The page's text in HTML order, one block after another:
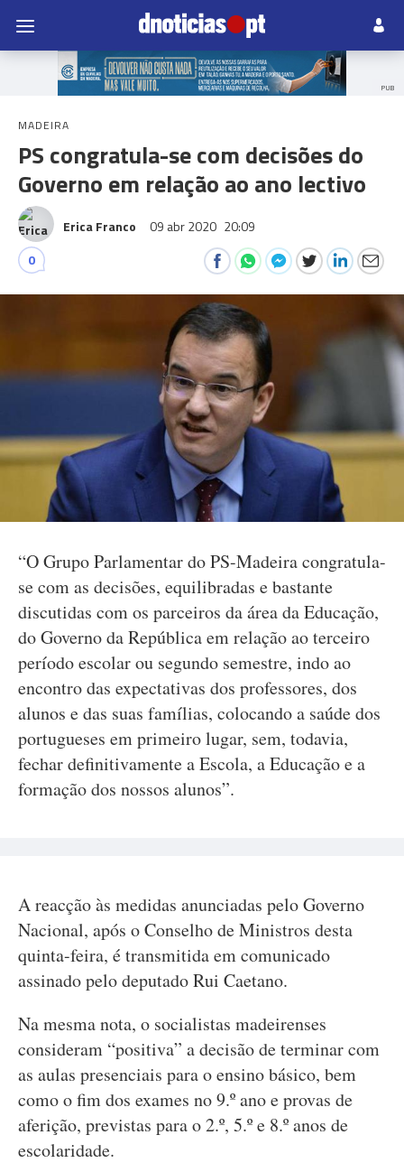
PUB
MADEIRA
PS congratula-se com decisões do
Governo em relação ao ano lectivo
Erica Franco 09 abr 2020 20:09
0
“O Grupo Parlamentar do PS-Madeira congratula-
se com as decisões, equilibradas e bastante
discutidas com os parceiros da área da Educação,
do Governo da República em relação ao terceiro
período escolar ou segundo semestre, indo ao
encontro das expectativas dos professores, dos
alunos e das suas famílias, colocando a saúde dos
portugueses em primeiro lugar, sem, todavia,
fechar definitivamente a Escola, a Educação e a
formação dos nossos alunos”.
A reacção às medidas anunciadas pelo Governo
Nacional, após o Conselho de Ministros desta
quinta-feira, é transmitida em comunicado
assinado pelo deputado Rui Caetano.
Na mesma nota, o socialistas madeirenses
consideram “positiva” a decisão de terminar com
as aulas presenciais para o ensino básico, bem
como o fim dos exames no 9.º ano e provas de
aferição, previstas para o 2.º, 5.º e 8.º anos de
escolaridade.